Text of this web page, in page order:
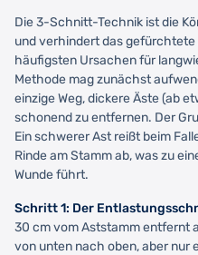
Die 3-Schnitt-Technik ist die
und verhindert das gefürchtete
häufigsten Ursachen für
Methode mag zunächst
einzige Weg, dickere Äste (ab
schonend zu entfernen. Der
Ein schwerer Ast reißt beim
Rinde am Stamm ab, was zu
Wunde führt.
Schritt 1: Der
30 cm vom Aststamm entfernt
von unten nach oben, aber nur